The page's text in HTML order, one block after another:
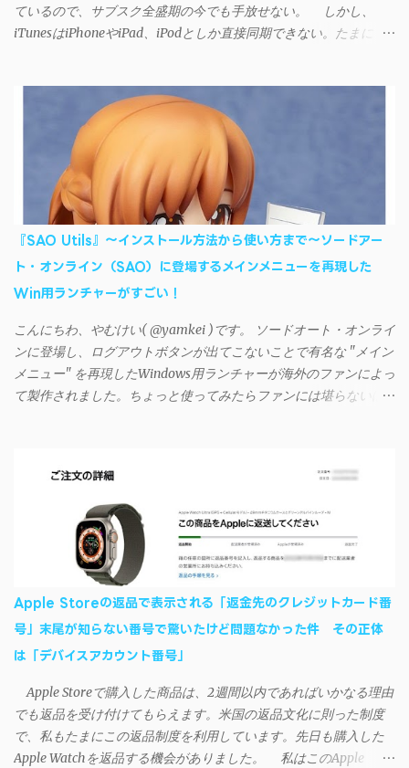
ているので、サブスク全盛期の今でも手放せない。 しかし、
iTunesはiPhoneやiPad、iPodとしか直接同期できない。たまに
ドパーティー製のアプリを PC と Androidデバイス それぞれにイン
ストールすれば、Wi-Fiや USB接続 を通じて同期できるようにな
る。私も 2012年頃にAndroidウォークマン を使い始めた頃から便
利に活用させてもらっていたのだが、2023年現在はiSyncrを使っ
て同期ができないという声を多数見かけるようになった。 具体
的には、PC側のiSyncrアプリで設定したパスワードをAndroidアプ
リに入力しようとすると、入力したパスワードが保存されず、い
つまでたっても再度入力を促されるというもの。 この不具合を
回避するには、次の手順が有効だ。 Androidデバイスの言語を英語
に設定する （念のため）再起動する iSyncrでパスワードを入力す
すれば完了 一度この手順を施せば、言語設定は日本語に戻して
もOKだ。これでWi-Fiを使った同期機能が使えるようになる。USB
接続による同期については、アプリに根本的な不具合が発生して
おり、現時点で使えないようだ。諦めよう。 今回の不具合につ
iSyncrを活用することで、Androidデバイスでもレート機能や再生
ートフォンに移行したい場合に役立つはずだ。
『SAO Utils』～インストール方法から使い方まで～ソードアー
ト・オンライン（SAO）に登場するメインメニューを再現した
Win用ランチャーがすごい！
こんにちわ、やむけい( @yamkei )です。 ソードオート・オンライ
ンに登場し、ログアウトボタンが出てこないことで有名な "メイン
メニュー" を再現したWindows用ランチャーが海外のファンによっ
て製作されました。ちょっと使ってみたらファンには堪らないほ
す・・・。カッコイイ！！ 開発ページ（英語） gpbeta.com - The
SAO Utilities Project – development log インストール（導入）手順
1. 開発ページ のDownloadsの項目から自分のOSにあったファイル
をダウンロードする。 Windows（Windows2000, XP, Vista, Win7,
Win8）に対応です。 （ ◆自分のパソコンが 32 ビット版か 64 ビッ
ト版かを確認したい ） 2.ダウンロードしたファイルを解凍後、
（自分はProgram Filesの中に移動させちゃいました）フォルダの
中にある SAO Utils.exe を実行。 3.アップデートがある場合は起動
時に知らせてくれるので、パッチをダウンロードしましょう。 ダ
て切り取り、先ほどダウンロードした SAO Utilsフォルダ へ貼り付
け、新しいファイルへ置き換えることで適用できます。 起動方法
と各種設定 アップデートが完了したら改めて SAO Utils.exe を起動
Apple Storeの返品で表示される「返金先のクレジットカード番
号」末尾が知らない番号で驚いたけど問題なかった件 その正体
は「デバイスアカウント番号」
Apple Storeで購入した商品は、2週間以内であればいかなる理由
でも返品を受け付けてもらえます。米国の返品文化に則った制度
で、私もたまにこの返品制度を利用しています。先日も購入した
Apple Watchを返品する機会がありました。 私はこのApple